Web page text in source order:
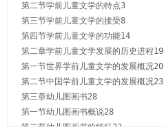
第二节学前儿童文学的特点3
第三节学前儿童文学的接受8
第四节学前儿童文学的功能14
第二章学前儿童文学发展的历史进程19
第一节世界学前儿童文学的发展概况20
第二节中国学前儿童文学的发展概况23
第三章幼儿图画书28
第一节幼儿图画书概说28
第二节幼儿图画书的特征33